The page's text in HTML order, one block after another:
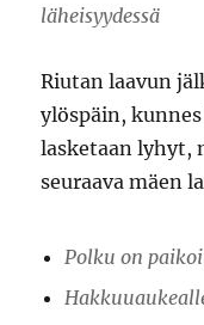
läheisyydessä
Riutan laavun
ylöspäin,
lasketaan lyhyt,
seuraava mäen
Polku on